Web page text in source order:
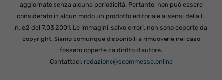
aggiornato senza alcuna periodicità. Pertanto, non può essere
considerato in alcun modo un prodotto editoriale ai sensi della L.
n. 62 del 7.03.2001. Le immagini, salvo errori, non sono coperte da
copyright. Siamo comunque disponibili a rimuoverle nel caso
fossero coperte da diritto d’autore.
Contattaci: redazione@scommesse.online